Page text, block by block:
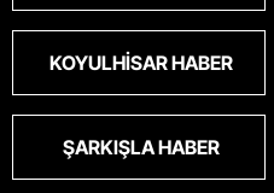
KOYULHISAR HABER
ŞARKIŞLA HABER